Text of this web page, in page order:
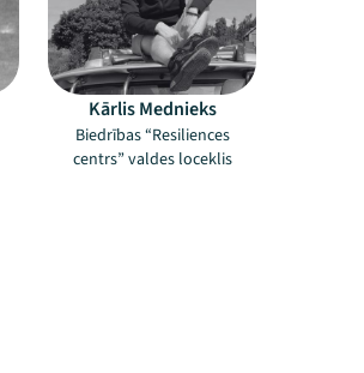
Kārlis Mednieks
Biedrības “Resiliences
centrs” valdes loceklis